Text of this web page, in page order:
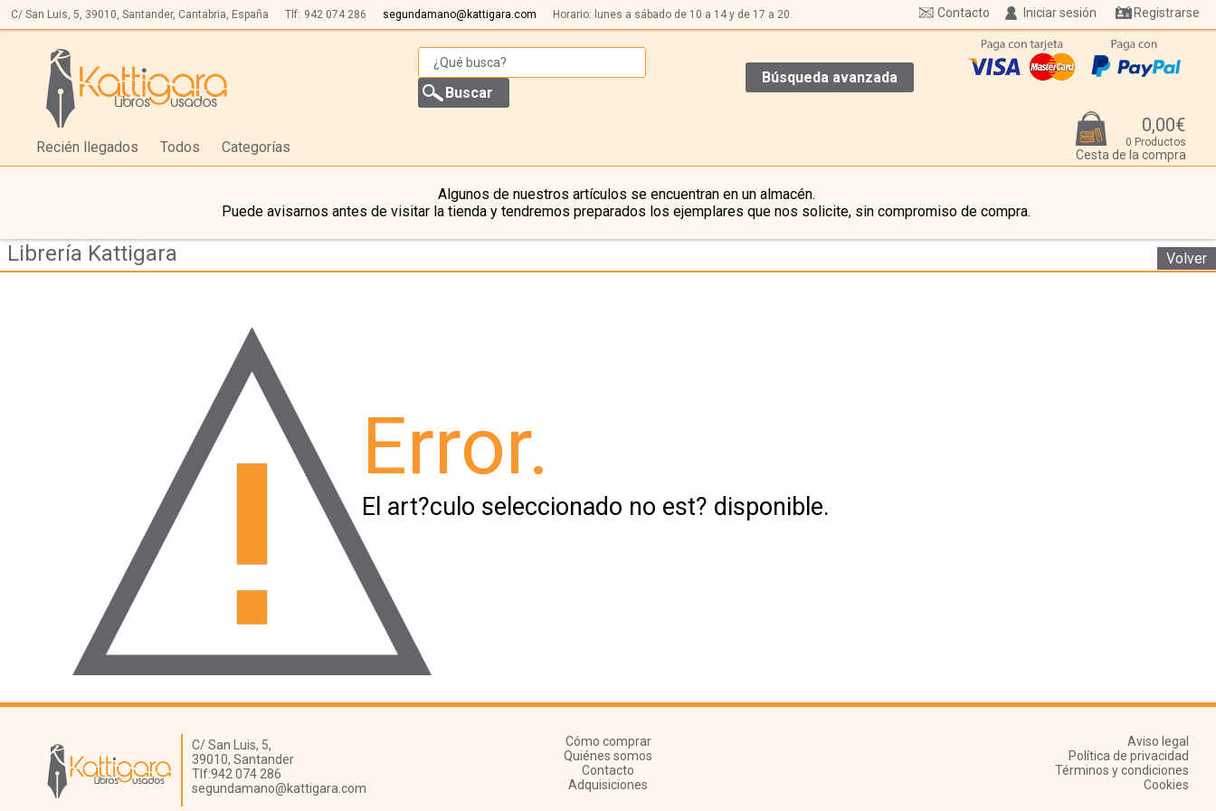
C/ San Luis, 5, 39010, Santander, Cantabria, España Tlf: 942 074 286 segundamano@kattigara.com Horario: lunes a sábado de 10 a 14 y de 17 a 20. Iniciar sesión Registrarse
Contacto
Búsqueda avanzada
Recién llegados Todos Categorías
0,00€
0 Productos
Cesta de la compra
Algunos de nuestros artículos se encuentran en un almacén.
Puede avisarnos antes de visitar la tienda y tendremos preparados los ejemplares que nos solicite, sin compromiso de compra.
Librería Kattigara Volver
Error.
El art?culo seleccionado no est? disponible.
Librería Kattigara
C/ San Luis, 5,
39010, Santander
Tlf:942 074 286
segundamano@kattigara.com
Cómo comprar
Quiénes somos
Contacto
Adquisiciones
Aviso legal
Política de privacidad
Términos y condiciones
Cookies